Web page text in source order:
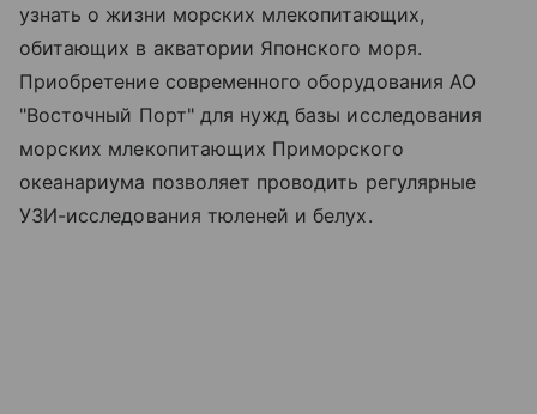
узнать о жизни морских млекопитающих,
обитающих в акватории Японского моря.
Приобретение современного оборудования АО
"Восточный Порт" для нужд базы исследования
морских млекопитающих Приморского
океанариума позволяет проводить регулярные
УЗИ-исследования тюленей и белух.